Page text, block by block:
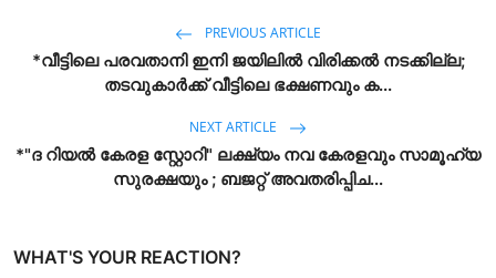
PREVIOUS ARTICLE
*വീട്ടിലെ പരവതാനി ഇനി ജയിലിൽ വിരിക്കൽ നടക്കില്ല;
തടവുകാർക്ക് വീട്ടിലെ ഭക്ഷണവും ക...
NEXT ARTICLE
*"ദ റിയൽ കേരള സ്റ്റോറി" ലക്ഷ്യം നവ കേരളവും സാമൂഹ്യ
സുരക്ഷയും ; ബജറ്റ് അവതരിപ്പിച...
WHAT'S YOUR REACTION?